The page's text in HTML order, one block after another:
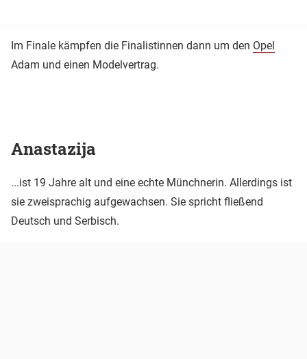
Im Finale kämpfen die Finalistinnen dann um den Opel
Adam und einen Modelvertrag.
Anastazija
...ist 19 Jahre alt und eine echte Münchnerin. Allerdings ist
sie zweisprachig aufgewachsen. Sie spricht fließend
Deutsch und Serbisch.